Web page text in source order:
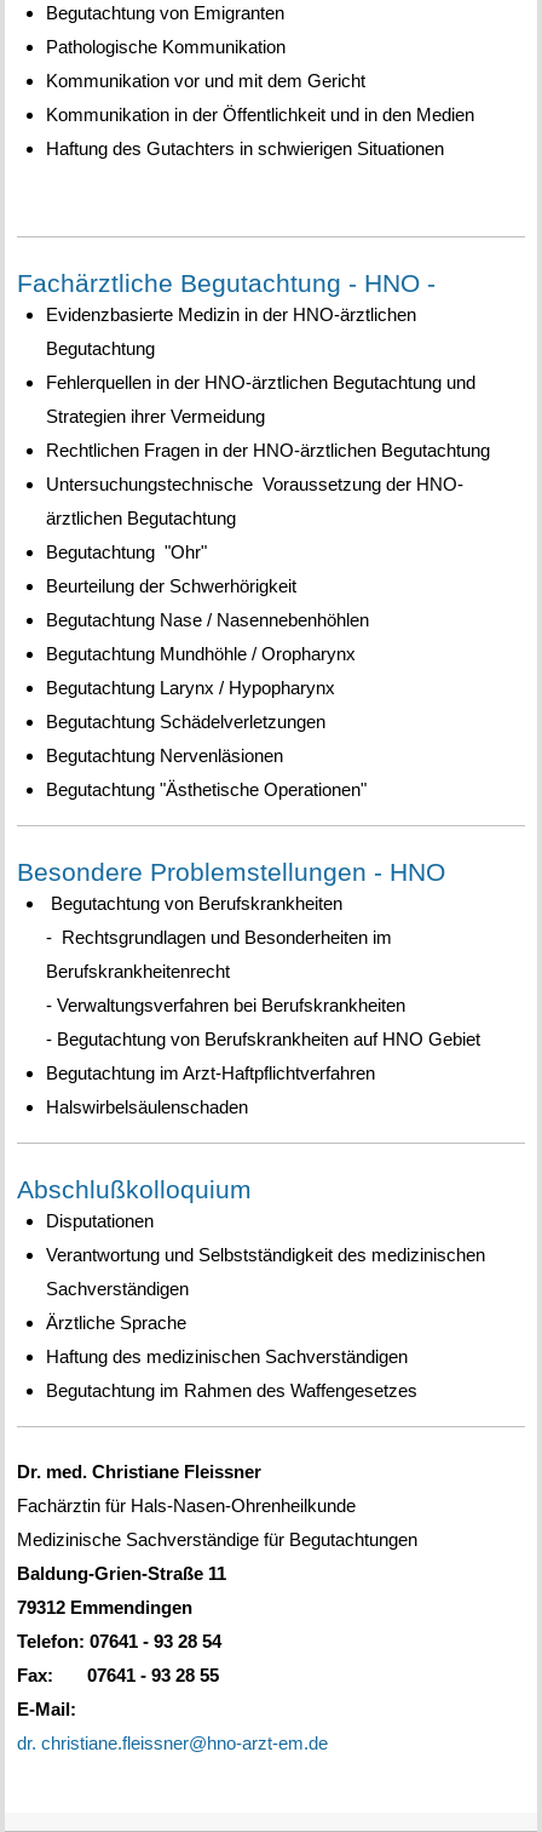
Begutachtung von Emigranten
Pathologische Kommunikation
Kommunikation vor und mit dem Gericht
Kommunikation in der Öffentlichkeit und in den Medien
Haftung des Gutachters in schwierigen Situationen
Fachärztliche Begutachtung - HNO -
Evidenzbasierte Medizin in der HNO-ärztlichen
Begutachtung
Fehlerquellen in der HNO-ärztlichen Begutachtung und
Strategien ihrer Vermeidung
Rechtlichen Fragen in der HNO-ärztlichen Begutachtung
Untersuchungstechnische Voraussetzung der HNO-
ärztlichen Begutachtung
Begutachtung "Ohr"
Beurteilung der Schwerhörigkeit
Begutachtung Nase / Nasennebenhöhlen
Begutachtung Mundhöhle / Oropharynx
Begutachtung Larynx / Hypopharynx
Begutachtung Schädelverletzungen
Begutachtung Nervenläsionen
Begutachtung "Ästhetische Operationen"
Besondere Problemstellungen - HNO
Begutachtung von Berufskrankheiten
- Rechtsgrundlagen und Besonderheiten im
Berufskrankheitenrecht
- Verwaltungsverfahren bei Berufskrankheiten
- Begutachtung von Berufskrankheiten auf HNO Gebiet
Begutachtung im Arzt-Haftpflichtverfahren
Halswirbelsäulenschaden
Abschlußkolloquium
Disputationen
Verantwortung und Selbstständigkeit des medizinischen
Sachverständigen
Ärztliche Sprache
Haftung des medizinischen Sachverständigen
Begutachtung im Rahmen des Waffengesetzes
Dr. med. Christiane Fleissner
Fachärztin für Hals-Nasen-Ohrenheilkunde
Medizinische Sachverständige für Begutachtungen
Baldung-Grien-Straße 11
79312 Emmendingen
Telefon: 07641 - 93 28 54
Fax: 07641 - 93 28 55
E-Mail:
dr. christiane.fleissner@hno-arzt-em.de